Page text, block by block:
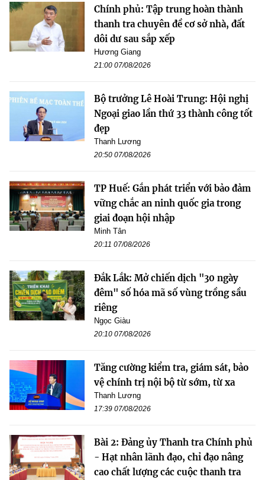
Chính phủ: Tập trung hoàn thành
thanh tra chuyên đề cơ sở nhà, đất
dôi dư sau sắp xếp
Hương Giang
21:00 07/08/2026
Bộ trưởng Lê Hoài Trung: Hội nghị
Ngoại giao lần thứ 33 thành công tốt
đẹp
Thanh Lương
20:50 07/08/2026
TP Huế: Gắn phát triển với bảo đảm
vững chắc an ninh quốc gia trong
giai đoạn hội nhập
Minh Tân
20:11 07/08/2026
Đắk Lắk: Mở chiến dịch "30 ngày
đêm" số hóa mã số vùng trồng sầu
riêng
Ngọc Giàu
20:10 07/08/2026
Tăng cường kiểm tra, giám sát, bảo
vệ chính trị nội bộ từ sớm, từ xa
Thanh Lương
17:39 07/08/2026
Bài 2: Đảng ủy Thanh tra Chính phủ
- Hạt nhân lãnh đạo, chỉ đạo nâng
cao chất lượng các cuộc thanh tra